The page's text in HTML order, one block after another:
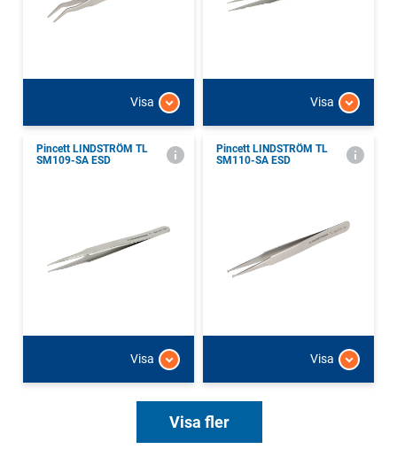
Visa Visa
Pincett LINDSTRÖM TL
SM109-SA ESD
Visa
Pincett LINDSTRÖM TL
SM110-SA ESD
Visa
Visa fler